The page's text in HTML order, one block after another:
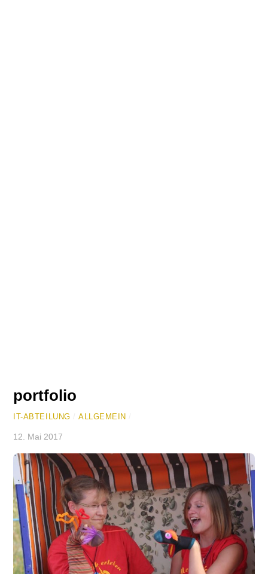
portfolio
IT-ABTEILUNG ALLGEMEIN
12. Mai 2017